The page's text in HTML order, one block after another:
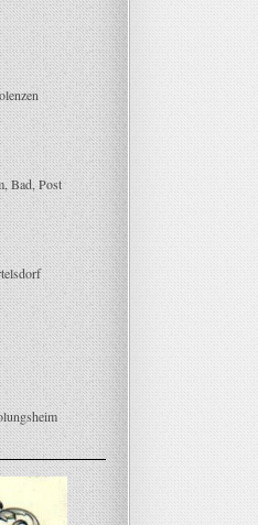
Bad, Post